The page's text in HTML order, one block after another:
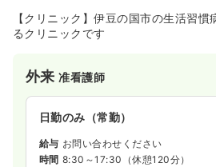
【クリニック】伊豆の国市の生活習
るクリニックです
外来准看護師
日勤のみ（常勤）
給与 お問い合わせください
時間 8:30～17:30 （休憩120分）